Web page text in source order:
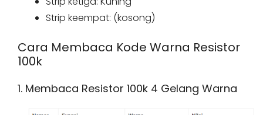
Strip keempat: (kosong)
Cara Membaca Kode Warna Resistor
100k
1. Membaca Resistor 100k 4 Gelang Warna